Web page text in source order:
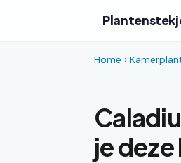
Home ›
je